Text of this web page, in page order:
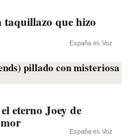
taquillazo que hizo
España es Voz
eterno Joey de
España es Voz